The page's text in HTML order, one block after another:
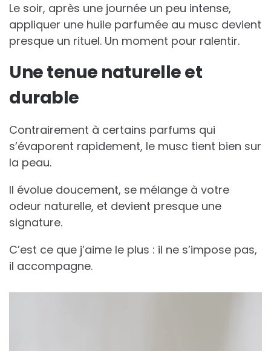
Le soir, après une journée un peu intense,
appliquer une huile parfumée au musc devient
presque un rituel. Un moment pour ralentir.
Une tenue naturelle et
durable
Contrairement à certains parfums qui
s’évaporent rapidement, le musc tient bien sur
la peau.
Il évolue doucement, se mélange à votre
odeur naturelle, et devient presque une
signature.
C’est ce que j’aime le plus : il ne s’impose pas,
il accompagne.